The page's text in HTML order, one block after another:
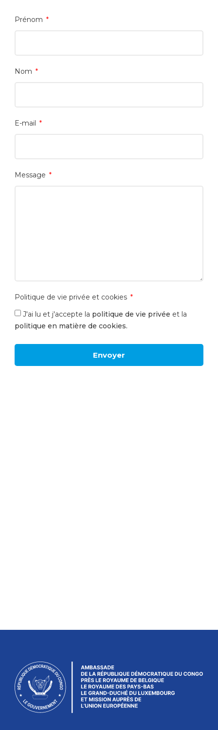
Prénom
Nom
E-mail
Message
Politique de vie privée et cookies
J'ai lu et j'accepte la politique de vie privée et la
politique en matière de cookies.
Envoyer